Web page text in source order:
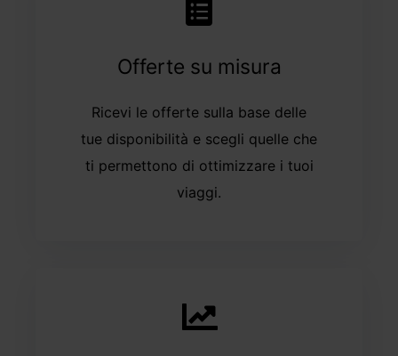
Offerte su misura
Ricevi le offerte sulla base delle
tue disponibilità e scegli quelle che
ti permettono di ottimizzare i tuoi
viaggi.